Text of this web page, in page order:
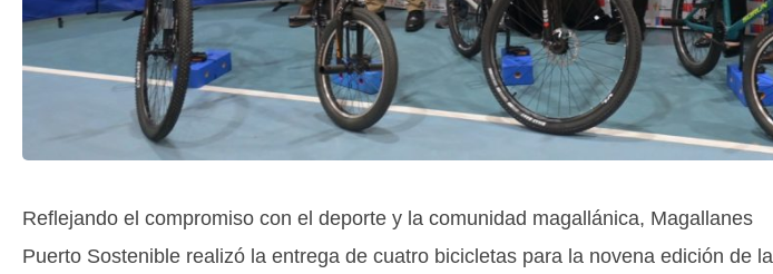
Reflejando el compromiso con el deporte y la comunidad magallánica, Magallanes
Puerto Sostenible realizó la entrega de cuatro bicicletas para la novena edición de la